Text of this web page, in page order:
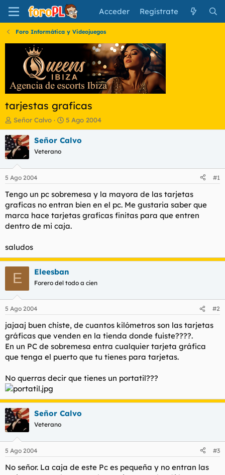
Acceder Regístrate
Foro Informática y Videojuegos
tarjestas graficas
I
n
i
c
i
a
o
r
e
l
t
m
Señor Calvo
F
e
c
i
n
c
i
o
5 Ago 2004
Señor Calvo
Veterano
5 Ago 2004 #1
Tengo un pc sobremesa y la mayora de las tarjetas
graficas no entran bien en el pc. Me gustaria saber que
marca hace tarjetas graficas finitas para que entren
dentro de mi caja.
saludos
E Eleesban
Forero del todo a cien
5 Ago 2004 #2
jajaaj buen chiste, de cuantos kilómetros son las tarjetas
gráficas que venden en la tienda donde fuiste????.
En un PC de sobremesa entra cualquier tarjeta gráfica
que tenga el puerto que tu tienes para tarjetas.
No querras decir que tienes un portatil???
Señor Calvo
Veterano
5 Ago 2004 #3
No señor. La caja de este Pc es pequeña y no entran las